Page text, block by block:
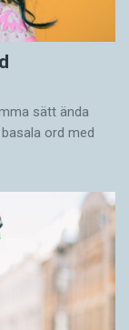
sätt ända
ord med